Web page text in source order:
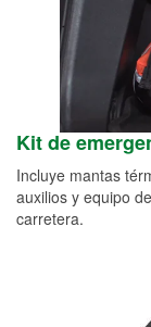
Kit de
Incluye mantas
auxilios y equipo
carretera.